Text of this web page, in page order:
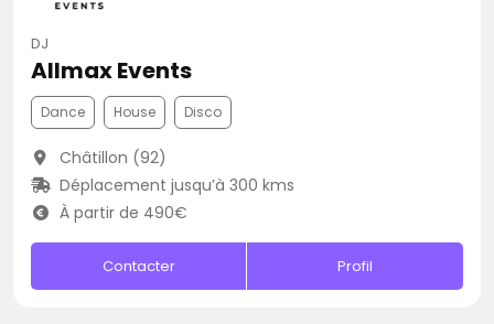
DJ
Allmax Events
Dance House Disco
Châtillon (92)
Déplacement jusqu’à 300 kms
À partir de 490€
Contacter Profil